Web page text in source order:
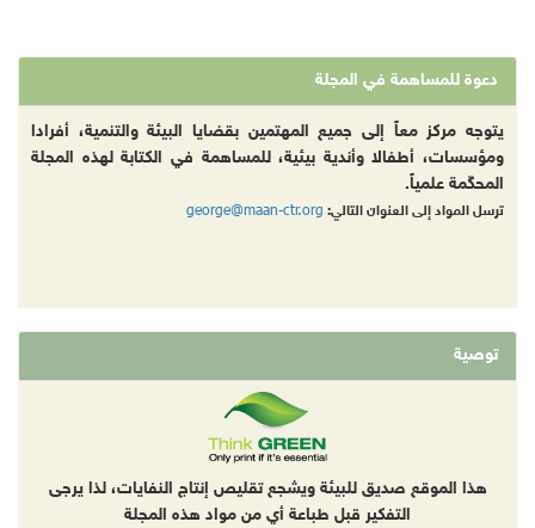
دعوة للمساهمة في المجلة
يتوجه مركز معاً إلى جميع المهتمين بقضايا البيئة والتنمية، أفرادا
ومؤسسات، أطفالا وأندية بيئية، للمساهمة في الكتابة لهذه المجلة
المحكّمة علمياً.
ترسل المواد إلى العنوان التالي: george@maan-ctr.org
توصية
هذا الموقع صديق للبيئة ويشجع تقليص إنتاج النفايات، لذا يرجى
التفكير قبل طباعة أي من مواد هذه المجلة